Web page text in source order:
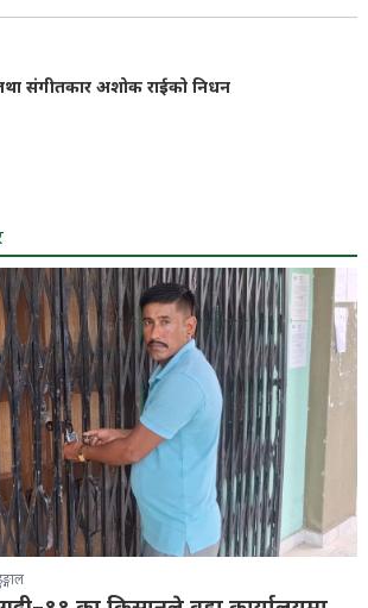
संगीतकार अशोक राईको निधन